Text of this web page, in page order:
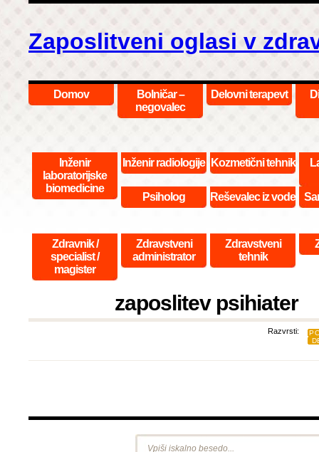
Zaposlitveni oglasi v
Domov
Bolničar –
negovalec
Delovni terapevt
Inženir
laboratorijske
biomedicine
Inženir radiologije Kozmetični tehnik
Psiholog Reševalec iz vode
Zdravnik /
specialist /
magister
Zdravstveni
administrator
Zdravstveni
tehnik
zaposlitev psihiater
Razvrsti: